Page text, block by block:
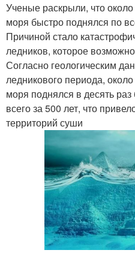
Ученые раскрыли, что
моря быстро поднялся по
Причиной стало
ледников, которое
Согласно геологическим
ледникового периода,
моря поднялся в десять
всего за 500 лет, что
территорий суши